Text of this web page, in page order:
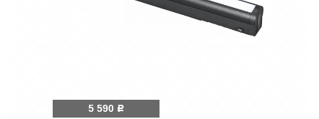
5 590 Р